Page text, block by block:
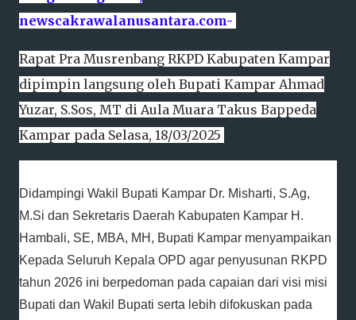
newscakrawalanusantara.com-
Rapat Pra Musrenbang RKPD Kabupaten Kampar
dipimpin langsung oleh Bupati Kampar Ahmad
Yuzar, S.Sos, MT di Aula Muara Takus Bappeda
Kampar pada Selasa, 18/03/2025
Didampingi Wakil Bupati Kampar Dr. Misharti, S.Ag,
M.Si dan Sekretaris Daerah Kabupaten Kampar H.
Hambali, SE, MBA, MH, Bupati Kampar menyampaikan
Kepada Seluruh Kepala OPD agar penyusunan RKPD
tahun 2026 ini berpedoman pada capaian dari visi misi
Bupati dan Wakil Bupati serta lebih difokuskan pada